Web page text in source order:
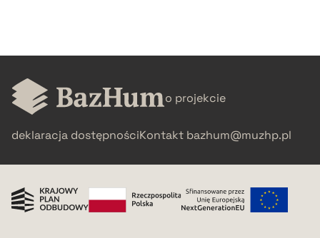
BIBTEX
o projekcie
deklaracja dostępnościKontakt bazhum@muzhp.pl